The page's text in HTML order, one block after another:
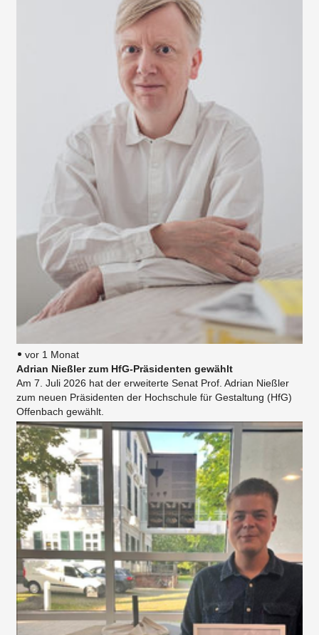
vor 1 Monat
Adrian Nießler zum HfG-Präsidenten gewählt
Am 7. Juli 2026 hat der erweiterte Senat Prof. Adrian Nießler
zum neuen Präsidenten der Hochschule für Gestaltung (HfG)
Offenbach gewählt.